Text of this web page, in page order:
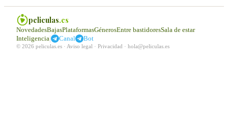
peliculas.es
NovedadesBajasPlataformasGénerosEntre bastidoresSala de estar
Inteligencia| Canal Bot
© 2026 peliculas.es · Aviso legal · Privacidad · hola@peliculas.es